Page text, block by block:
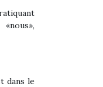
«nous»,
dans le